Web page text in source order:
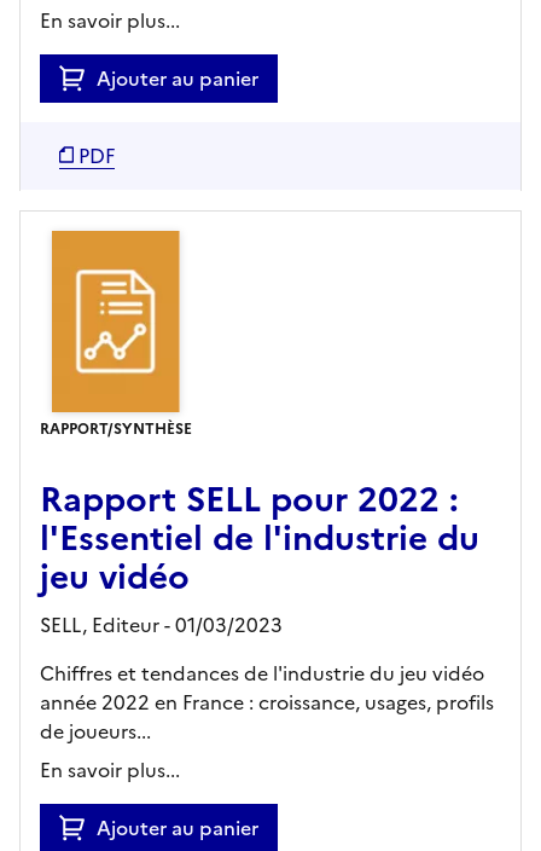
En savoir plus...
Ajouter au panier
PDF
RAPPORT/SYNTHÈSE
Rapport SELL pour 2022 :
l'Essentiel de l'industrie du
jeu vidéo
SELL, Editeur- 01/03/2023
Chiffres et tendances de l'industrie du jeu vidéo
année 2022 en France : croissance, usages, profils
de joueurs...
En savoir plus...
Ajouter au panier